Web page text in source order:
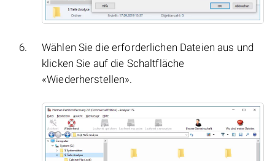
Wählen Sie die erforderlichen Dateien aus und
klicken Sie auf die Schaltfläche
«Wiederherstellen».